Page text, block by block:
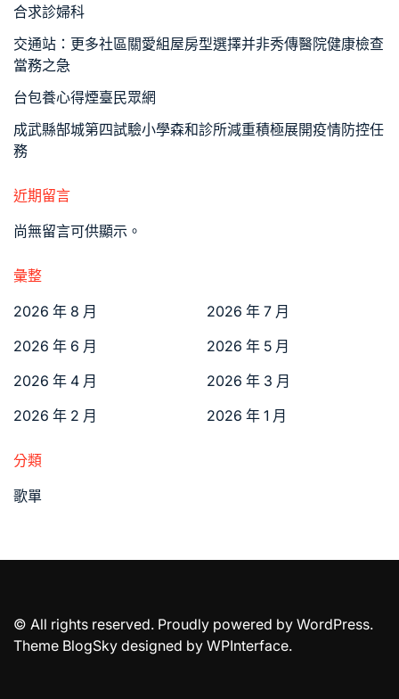
合求診婦科
交通站：更多社區關愛組屋房型選擇并非秀傳醫院健康檢查
當務之急
台包養心得煙臺民眾網
成武縣郜城第四試驗小學森和診所減重積極展開疫情防控任
務
近期留言
尚無留言可供顯示。
彙整
2026 年 8 月
2026 年 7 月
2026 年 6 月
2026 年 5 月
2026 年 4 月
2026 年 3 月
2026 年 2 月
2026 年 1 月
分類
歌單
© All rights reserved. Proudly powered by WordPress.
Theme BlogSky designed by WPInterface.